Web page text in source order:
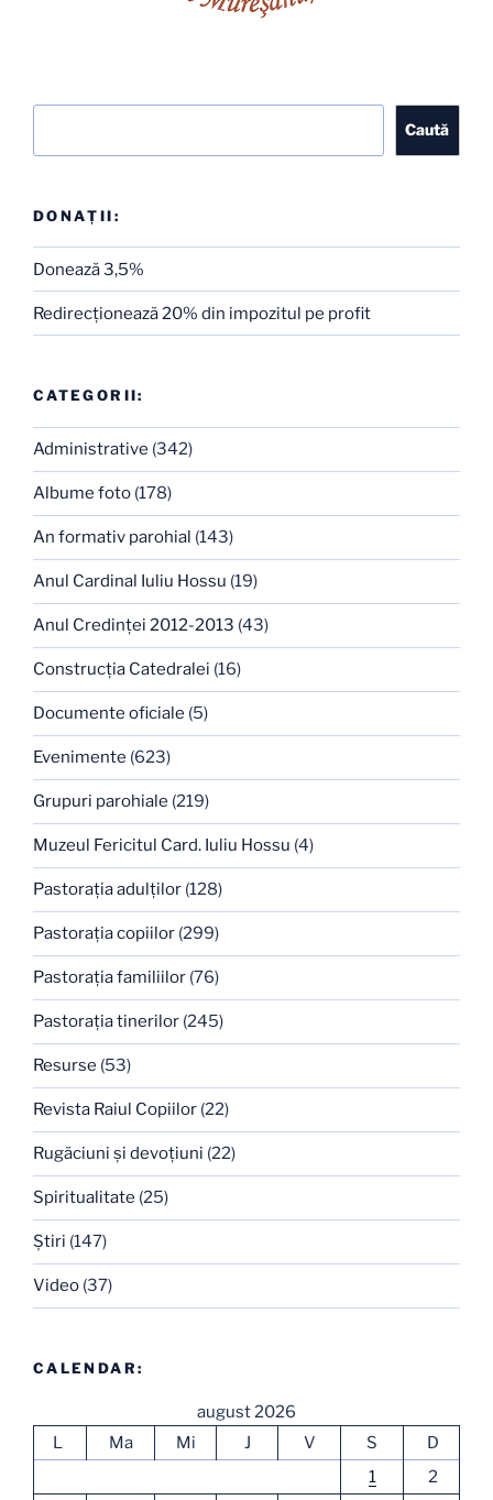
Caută
DONAȚII:
Donează 3,5%
Redirecţionează 20% din impozitul pe profit
CATEGORII:
Administrative (342)
Albume foto (178)
An formativ parohial (143)
Anul Cardinal Iuliu Hossu (19)
Anul Credinţei 2012-2013 (43)
Construcţia Catedralei (16)
Documente oficiale (5)
Evenimente (623)
Grupuri parohiale (219)
Muzeul Fericitul Card. Iuliu Hossu (4)
Pastoraţia adulţilor (128)
Pastoraţia copiilor (299)
Pastoraţia familiilor (76)
Pastoraţia tinerilor (245)
Resurse (53)
Revista Raiul Copiilor (22)
Rugăciuni şi devoţiuni (22)
Spiritualitate (25)
Ştiri (147)
Video (37)
CALENDAR:
august 2026
L
Ma Mi J V S
D
1
2